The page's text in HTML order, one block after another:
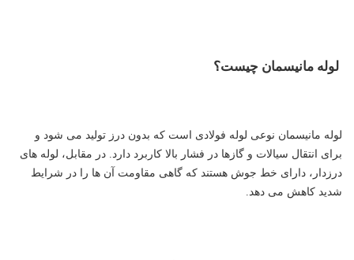
لوله مانیسمان چیست؟
لوله مانیسمان نوعی لوله فولادی است که بدون درز تولید می شود و
برای انتقال سیالات و گازها در فشار بالا کاربرد دارد. در مقابل، لوله های
درزدار، دارای خط جوش هستند که گاهی مقاومت آن ها را در شرایط
شدید کاهش می دهد.